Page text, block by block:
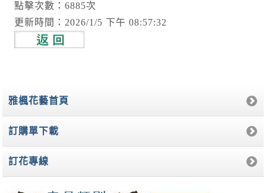
點擊次數：6885次
更新時間：2026/1/5 下午 08:57:32
雅楓花藝首頁
訂購單下載
訂花專線